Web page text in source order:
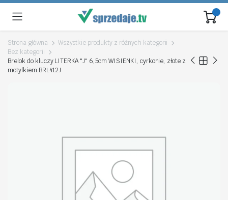
Strona główna
Wszystkie produkty z różnych kategorii
Bez kategorii
Brelok do kluczy LITERKA "J" 6,5cm WISIENKI, cyrkonie, złote z
motylkiem BRL412J